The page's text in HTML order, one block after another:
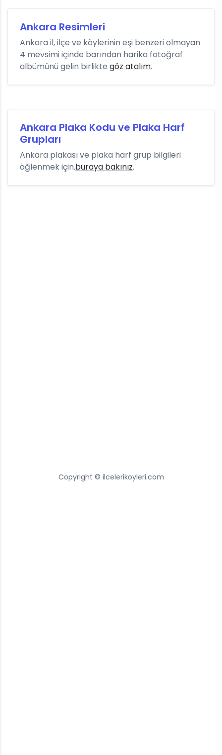
Ankara Resimleri
Ankara il, ilçe ve köylerinin eşi benzeri olmayan
4 mevsimi içinde barından harika fotoğraf
albümünü gelin birlikte göz atalım.
Ankara Plaka Kodu ve Plaka Harf
Grupları
Ankara plakası ve plaka harf grup bilgileri
öğlenmek için.buraya bakınız.
Copyright © ilcelerikoyleri.com